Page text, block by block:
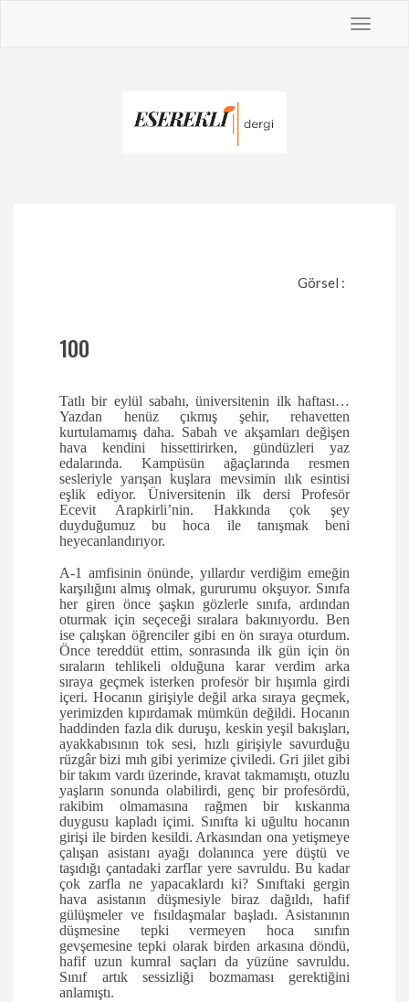
Toggle
Görsel :
100
Tatlı bir eylül sabahı, üniversitenin ilk haftası…
Yazdan henüz çıkmış şehir, rehavetten
kurtulamamış daha. Sabah ve akşamları değişen
hava kendini hissettirirken, gündüzleri yaz
edalarında. Kampüsün ağaçlarında resmen
sesleriyle yarışan kuşlara mevsimin ılık esintisi
eşlik ediyor. Üniversitenin ilk dersi Profesör
Ecevit Arapkirli’nin. Hakkında çok şey
duyduğumuz bu hoca ile tanışmak beni
heyecanlandırıyor.
A-1 amfisinin önünde, yıllardır verdiğim emeğin
karşılığını almış olmak, gururumu okşuyor. Sınıfa
her giren önce şaşkın gözlerle sınıfa, ardından
oturmak için seçeceği sıralara bakınıyordu. Ben
ise çalışkan öğrenciler gibi en ön sıraya oturdum.
Önce tereddüt ettim, sonrasında ilk gün için ön
sıraların tehlikeli olduğuna karar verdim arka
sıraya geçmek isterken profesör bir hışımla girdi
içeri. Hocanın girişiyle değil arka sıraya geçmek,
yerimizden kıpırdamak mümkün değildi. Hocanın
haddinden fazla dik duruşu, keskin yeşil bakışları,
ayakkabısının tok sesi, hızlı girişiyle savurduğu
rüzgâr bizi mıh gibi yerimize çiviledi. Gri jilet gibi
bir takım vardı üzerinde, kravat takmamıştı, otuzlu
yaşların sonunda olabilirdi, genç bir profesördü,
rakibim olmamasına rağmen bir kıskanma
duygusu kapladı içimi. Sınıfta ki uğultu hocanın
girişi ile birden kesildi. Arkasından ona yetişmeye
çalışan asistanı ayağı dolanınca yere düştü ve
taşıdığı çantadaki zarflar yere savruldu. Bu kadar
çok zarfla ne yapacaklardı ki? Sınıftaki gergin
hava asistanın düşmesiyle biraz dağıldı, hafif
gülüşmeler ve fısıldaşmalar başladı. Asistanının
düşmesine tepki vermeyen hoca sınıfın
gevşemesine tepki olarak birden arkasına döndü,
hafif uzun kumral saçları da yüzüne savruldu.
Sınıf artık sessizliği bozmaması gerektiğini
anlamıştı.